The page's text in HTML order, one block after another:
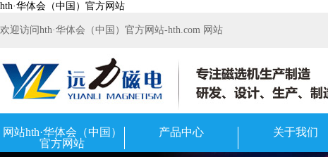
hth·华体会（中国）官方网站
欢迎访问hth·华体会（中国）官方网站-hth.com 网站
网站hth·华体会（中国）
官方网站
产品中心 关于我们